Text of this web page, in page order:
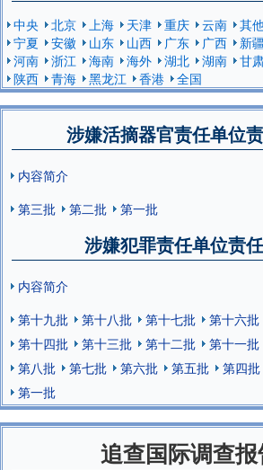
中央 北京 上海 天津 重庆 云南 其
宁夏
安徽 山东 山西 广东 广西 新疆
河南
浙江 海南 海外 湖北 湖南 甘
陕西
青海 黑龙江 香港 全国
涉嫌活摘器官责任单位
内容简介
第三批
第二批 第一批
涉嫌犯罪责任单位责
内容简介
第十九批
第十八批 第十七批 第十六批
第十四批
第十三批 第十二批 第十一批
第八批
第七批 第六批 第五批 第四批
第一批
追查国际调查